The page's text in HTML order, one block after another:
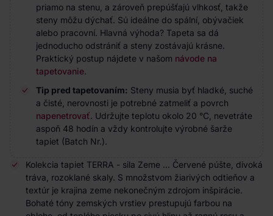
priamo na stenu, a zároveň prepúšťajú vlhkosť, takže
steny môžu dýchať. Sú ideálne do spální, obývačiek
alebo pracovní. Hlavná výhoda? Tapeta sa dá
jednoducho odstrániť a steny zostávajú krásne.
Praktický postup nájdete v našom návode na
tapetovanie.
Tip pred tapetovaním: Steny musia byť hladké, suché
a čisté, nerovnosti je potrebné zatmeliť a povrch
napenetrovať. Udržujte teplotu okolo 20 °C, nevetráte
aspoň 48 hodín a vždy kontrolujte výrobné šarže
tapiet (Batch Nr.).
Kolekcia tapiet TERRA - sila Zeme ... Červené púšte, divoká
tráva, rozoklané skaly. S množstvom žiarivých odtieňov a
textúr je krajina zeme nekonečným zdrojom inšpirácie.
Bohaté tóny zemských vrstiev prestupujú farbou na